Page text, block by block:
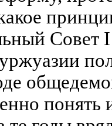
Совет
понять